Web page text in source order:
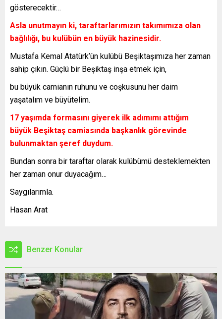
gösterecektir…
Asla unutmayın ki, taraftarlarımızın takımımıza olan
bağlılığı, bu kulübün en büyük hazinesidir.
Mustafa Kemal Atatürk’ün kulübü Beşiktaşımıza her zaman
sahip çıkın. Güçlü bir Beşiktaş inşa etmek için,
bu büyük camianın ruhunu ve coşkusunu her daim
yaşatalım ve büyütelim.
17 yaşımda formasını giyerek ilk adımımı attığım
büyük Beşiktaş camiasında başkanlık görevinde
bulunmaktan şeref duydum.
Bundan sonra bir taraftar olarak kulübümü desteklemekten
her zaman onur duyacağım…
Saygılarımla.
Hasan Arat
Benzer Konular